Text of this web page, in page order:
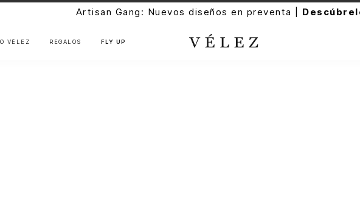
Artisan Gang: Nuevos diseños en preventa |
VÉLEZ REGALOS FLY UP